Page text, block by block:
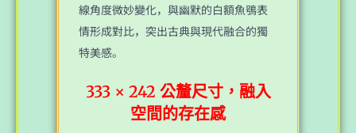
線角度微妙變化，與幽默的白額魚鴞表
情形成對比，突出古典與現代融合的獨
特美感。
333 × 242 公釐尺寸，融入
空間的存在感